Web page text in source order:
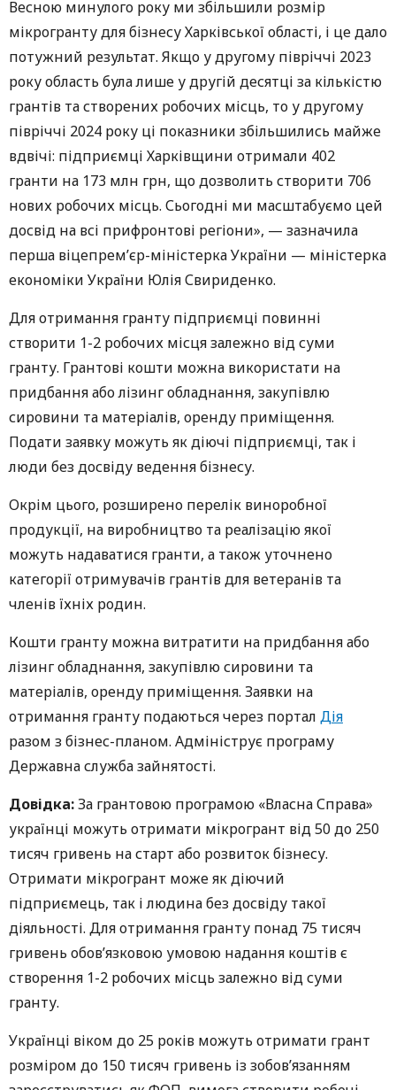
Весною минулого року ми збільшили розмір
мікрогранту для бізнесу Харківської області, і це дало
потужний результат. Якщо у другому півріччі 2023
року область була лише у другій десятці за кількістю
грантів та створених робочих місць, то у другому
півріччі 2024 року ці показники збільшились майже
вдвічі: підприємці Харківщини отримали 402
гранти на 173 млн грн, що дозволить створити 706
нових робочих місць. Сьогодні ми масштабуємо цей
досвід на всі прифронтові регіони», — зазначила
перша віцепрем’єр-міністерка України — міністерка
економіки України Юлія Свириденко.
Для отримання гранту підприємці повинні
створити 1-2 робочих місця залежно від суми
гранту. Грантові кошти можна використати на
придбання або лізинг обладнання, закупівлю
сировини та матеріалів, оренду приміщення.
Подати заявку можуть як діючі підприємці, так і
люди без досвіду ведення бізнесу.
Окрім цього, розширено перелік виноробної
продукції, на виробництво та реалізацію якої
можуть надаватися гранти, а також уточнено
категорії отримувачів грантів для ветеранів та
членів їхніх родин.
Кошти гранту можна витратити на придбання або
лізинг обладнання, закупівлю сировини та
матеріалів, оренду приміщення. Заявки на
отримання гранту подаються через портал Дія
разом з бізнес-планом. Адмініструє програму
Державна служба зайнятості.
Довідка:За грантовою програмою «Власна Справа»
українці можуть отримати мікрогрант від 50 до 250
тисяч гривень на старт або розвиток бізнесу.
Отримати мікрогрант може як діючий
підприємець, так і людина без досвіду такої
діяльності. Для отримання гранту понад 75 тисяч
гривень обов’язковою умовою надання коштів є
створення 1-2 робочих місць залежно від суми
гранту.
Українці віком до 25 років можуть отримати грант
розміром до 150 тисяч гривень із зобов’язанням